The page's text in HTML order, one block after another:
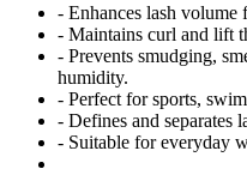
- Enhances lash volume
- Maintains curl and lift
- Prevents smudging,
humidity.
- Perfect for sports,
- Defines and separates
- Suitable for everyday